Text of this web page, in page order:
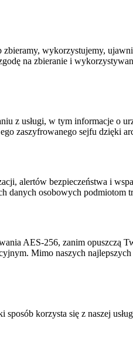
wykorzystujemy,
na zbieranie i
z usługi, w tym informacje o
zaszyfrowanego sejfu dzięki
alertów bezpieczeństwa i
danych osobowych podmiotom
AES-256, zanim opuszczą
Mimo naszych najlepszych
korzysta się z naszej